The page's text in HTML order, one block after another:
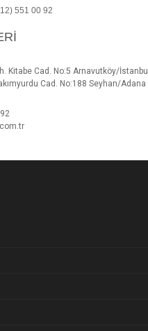
551 00 92
Kitabe Cad. No:5 Arnavutköy/İstanbul
Cad. No:188 Seyhan/Adana